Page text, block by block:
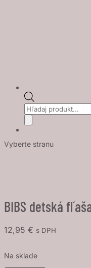
Products
search
Vyberte stranu
BIBS detská
12,95 € s DPH
Na sklade